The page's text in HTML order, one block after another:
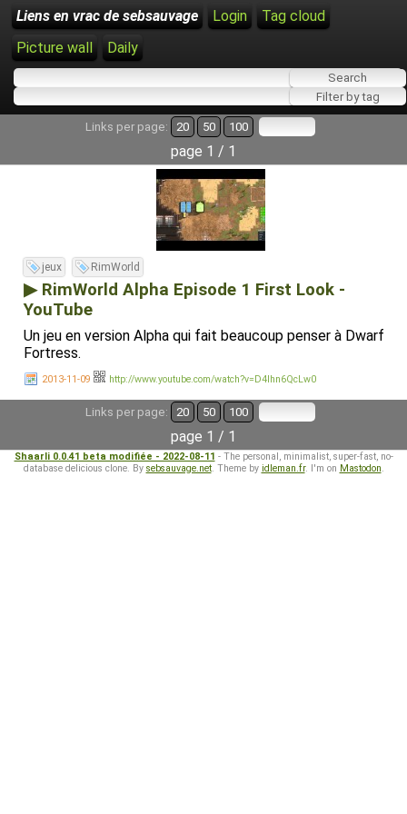
Liens en vrac de sebsauvage Login
Tag cloud
Picture wall
Daily
Links per page: 20 50 100
page 1 / 1
jeux RimWorld
▶ RimWorld Alpha Episode 1 First Look -
YouTube
Un jeu en version Alpha qui fait beaucoup penser à Dwarf
Fortress.
2013-11-09 http://www.youtube.com/watch?v=D4Ihn6QcLw0
Links per page: 20 50 100
page 1 / 1
Shaarli 0.0.41 beta modifiée - 2022-08-11 - The personal, minimalist, super-fast, no-
database delicious clone. By sebsauvage.net. Theme by idleman.fr. I'm on Mastodon.